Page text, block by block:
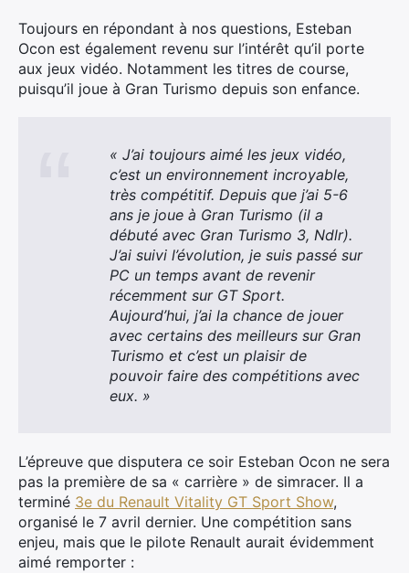
Toujours en répondant à nos questions, Esteban
Ocon est également revenu sur l’intérêt qu’il porte
aux jeux vidéo. Notamment les titres de course,
puisqu’il joue à Gran Turismo depuis son enfance.
« J’ai toujours aimé les jeux vidéo,
c’est un environnement incroyable,
très compétitif. Depuis que j’ai 5-6
ans je joue à Gran Turismo (il a
débuté avec Gran Turismo 3, Ndlr).
J’ai suivi l’évolution, je suis passé sur
PC un temps avant de revenir
récemment sur GT Sport.
Aujourd’hui, j’ai la chance de jouer
avec certains des meilleurs sur Gran
Turismo et c’est un plaisir de
pouvoir faire des compétitions avec
eux. »
L’épreuve que disputera ce soir Esteban Ocon ne sera
pas la première de sa « carrière » de simracer. Il a
terminé 3e du Renault Vitality GT Sport Show,
organisé le 7 avril dernier. Une compétition sans
enjeu, mais que le pilote Renault aurait évidemment
aimé remporter :